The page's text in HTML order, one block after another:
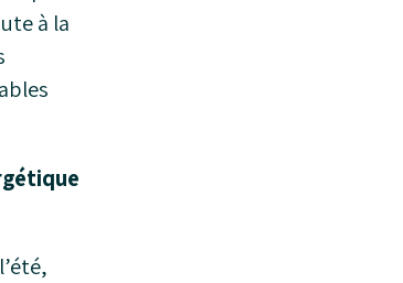
à la